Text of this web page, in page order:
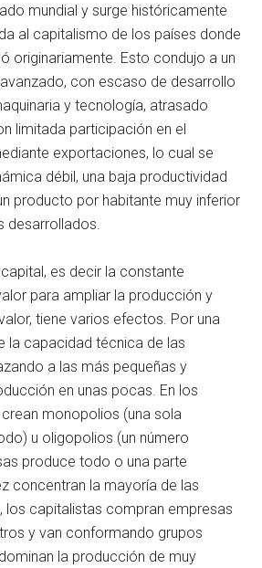
mundial y surge históricamente
al capitalismo de los países donde
originariamente. Esto condujo a un
con escaso de desarrollo
y tecnología, atrasado
limitada participación en el
exportaciones, lo cual se
débil, una baja productividad
producto por habitante muy inferior
desarrollados.
es decir la constante
para ampliar la producción y
tiene varios efectos. Por una
la capacidad técnica de las
a las más pequeñas y
en unas pocas. En los
monopolios (una sola
u oligopolios (un número
produce todo o una parte
concentran la mayoría de las
los capitalistas compran empresas
y van conformando grupos
la producción de muy